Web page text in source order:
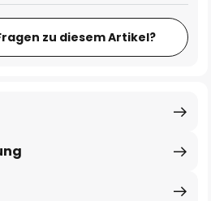
zu diesem Artikel?